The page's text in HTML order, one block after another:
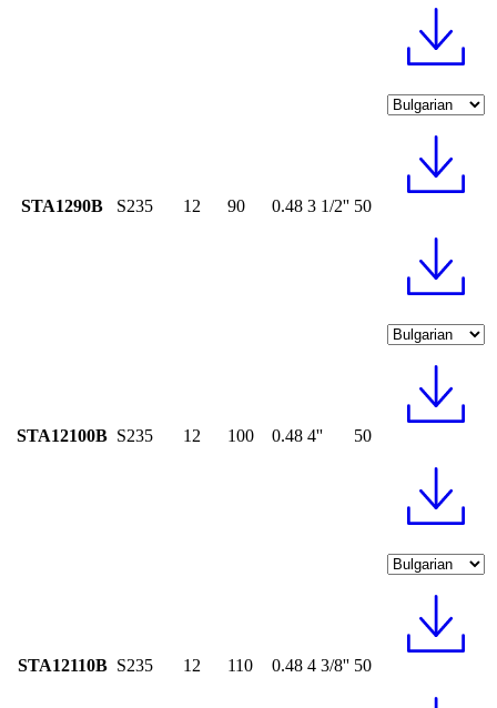
STA1290B S235 12 90 0.48 3 1/2'' 50
STA12100B S235 12 100 0.48 4'' 50
STA12110B S235 12 110 0.48 4 3/8'' 50